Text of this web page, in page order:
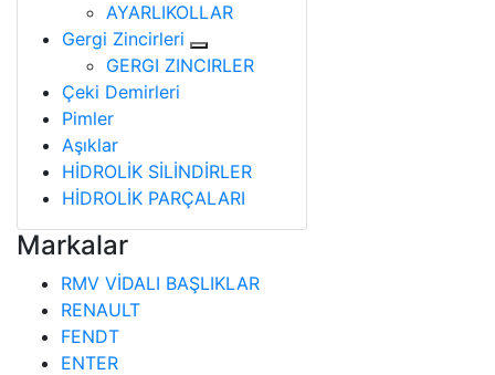
AYARLIKOLLAR
Gergi Zincirleri
GERGI ZINCIRLER
Çeki Demirleri
Pimler
Aşıklar
HİDROLİK SİLİNDİRLER
HİDROLİK PARÇALARI
Markalar
RMV VİDALI BAŞLIKLAR
RENAULT
FENDT
ENTER